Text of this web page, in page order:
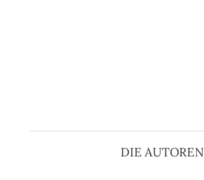
DIE AUTOREN